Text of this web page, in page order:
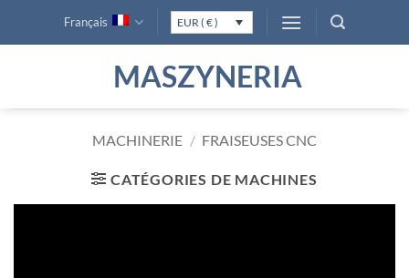
Français EUR ( € )
MASZYNERIA
MACHINERIE / FRAISEUSES CNC
CATÉGORIES DE MACHINES